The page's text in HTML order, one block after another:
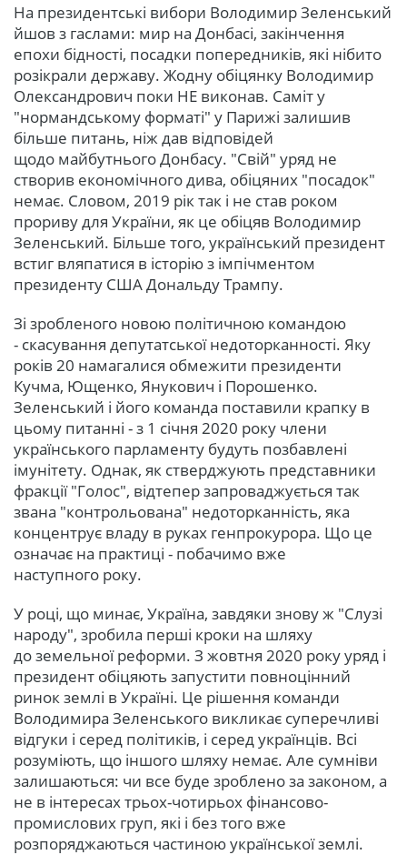
На президентські вибори Володимир Зеленський
йшов з гаслами: мир на Донбасі, закінчення
епохи бідності, посадки попередників, які нібито
розікрали державу. Жодну обіцянку Володимир
Олександрович поки НЕ виконав. Саміт у
"нормандському форматі" у Парижі залишив
більше питань, ніж дав відповідей
щодо майбутнього Донбасу. "Свій" уряд не
створив економічного дива, обіцяних "посадок"
немає. Словом, 2019 рік так і не став роком
прориву для України, як це обіцяв Володимир
Зеленський. Більше того, український президент
встиг вляпатися в історію з імпічментом
президенту США Дональду Трампу.
Зі зробленого новою політичною командою
- скасування депутатської недоторканності. Яку
років 20 намагалися обмежити президенти
Кучма, Ющенко, Янукович і Порошенко.
Зеленський і його команда поставили крапку в
цьому питанні - з 1 січня 2020 року члени
українського парламенту будуть позбавлені
імунітету. Однак, як стверджують представники
фракції "Голос", відтепер запроваджується так
звана "контрольована" недоторканність, яка
концентрує владу в руках генпрокурора. Що це
означає на практиці - побачимо вже
наступного року.
У році, що минає, Україна, завдяки знову ж "Слузі
народу", зробила перші кроки на шляху
до земельної реформи. З жовтня 2020 року уряд і
президент обіцяють запустити повноцінний
ринок землі в Україні. Це рішення команди
Володимира Зеленського викликає суперечливі
відгуки і серед політиків, і серед українців. Всі
розуміють, що іншого шляху немає. Але сумніви
залишаються: чи все буде зроблено за законом, а
не в інтересах трьох-чотирьох фінансово-
промислових груп, які і без того вже
розпоряджаються частиною української землі.